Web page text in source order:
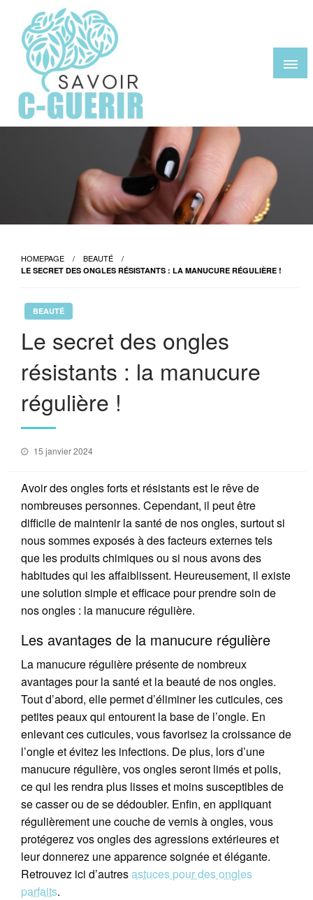
content
savoir-c-guerir.com
HOMEPAGE BEAUTÉ
LE SECRET DES ONGLES RÉSISTANTS : LA MANUCURE RÉGULIÈRE !
BEAUTÉ
Le secret des ongles
résistants : la manucure
régulière !
Posted
15 janvier 2024
Avoir des ongles forts et résistants est le rêve de
nombreuses personnes. Cependant, il peut être
difficile de maintenir la santé de nos ongles, surtout si
nous sommes exposés à des facteurs externes tels
que les produits chimiques ou si nous avons des
habitudes qui les affaiblissent. Heureusement, il existe
une solution simple et efficace pour prendre soin de
nos ongles : la manucure régulière.
Les avantages de la manucure régulière
La manucure régulière présente de nombreux
avantages pour la santé et la beauté de nos ongles.
Tout d’abord, elle permet d’éliminer les cuticules, ces
petites peaux qui entourent la base de l’ongle. En
enlevant ces cuticules, vous favorisez la croissance de
l’ongle et évitez les infections. De plus, lors d’une
manucure régulière, vos ongles seront limés et polis,
ce qui les rendra plus lisses et moins susceptibles de
se casser ou de se dédoubler. Enfin, en appliquant
régulièrement une couche de vernis à ongles, vous
protégerez vos ongles des agressions extérieures et
leur donnerez une apparence soignée et élégante.
Retrouvez ici d’autresastuces pour des ongles
parfaits.